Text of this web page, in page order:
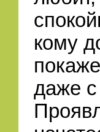
кому
даже